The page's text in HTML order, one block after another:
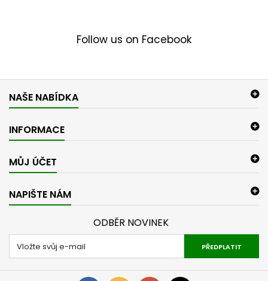
Follow us on Facebook
NAŠE NABÍDKA
INFORMACE
MŮJ ÚČET
NAPIŠTE NÁM
ODBĚR NOVINEK
PŘEDPLATIT